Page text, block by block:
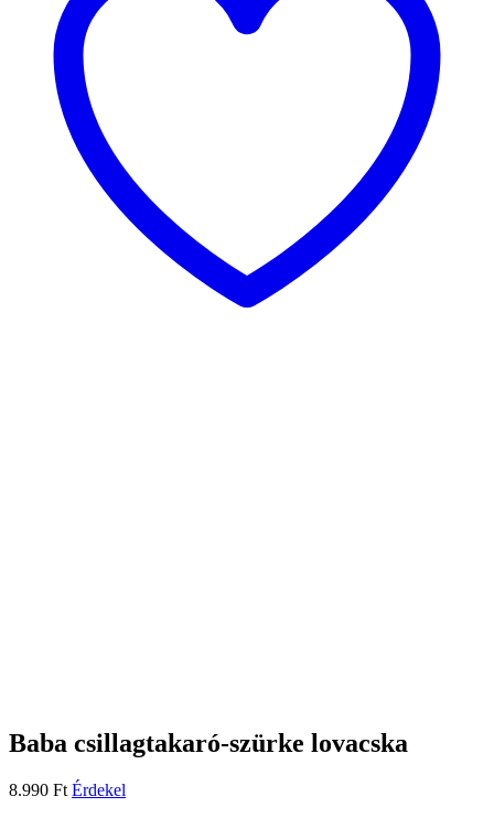
Baba csillagtakaró-szürke lovacska
8.990 Ft Érdekel